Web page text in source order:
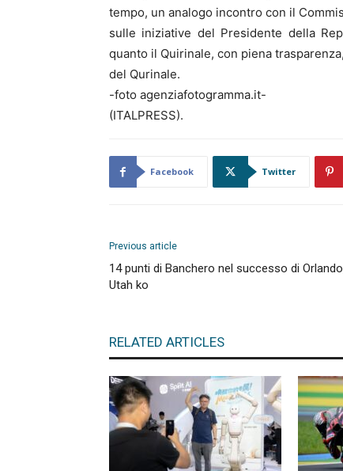
tempo, un analogo incontro con il
sulle iniziative del Presidente della
quanto il Quirinale, con piena
del Qurinale.
-foto agenziafotogramma.it-
(ITALPRESS).
Facebook Twitter
Previous article
14 punti di Banchero nel successo di
Utah ko
RELATED ARTICLES